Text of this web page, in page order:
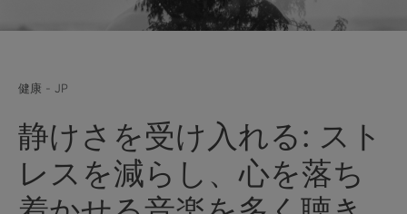
健康 - JP
静けさを受け入れる: スト
レスを減らし、心を落ち